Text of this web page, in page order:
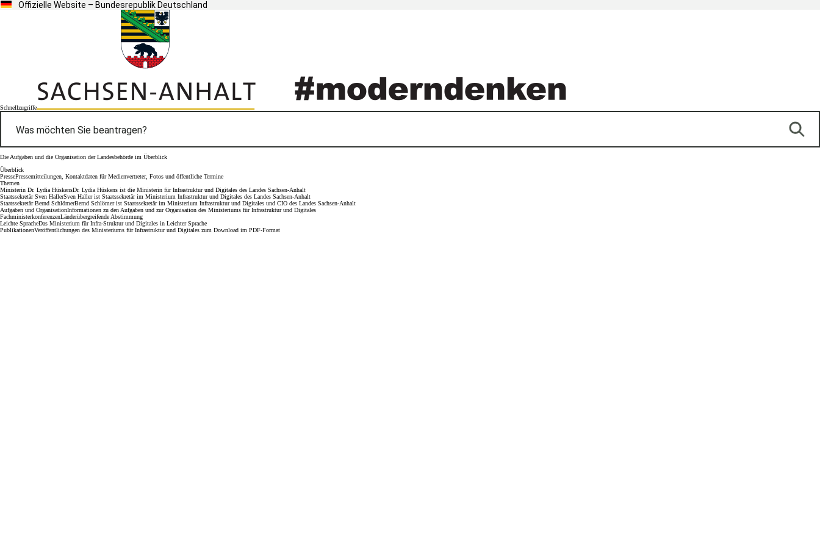
Offizielle Website – Bundesrepublik Deutschland
Schnellzugriffe
Die Aufgaben und die Organisation der Landesbehörde im Überblick
Überblick
PressePressemitteilungen, Kontaktdaten für Medienvertreter, Fotos und öffentliche Termine
Themen
Ministerin Dr. Lydia HüskensDr. Lydia Hüskens ist die Ministerin für Infrastruktur und Digitales des Landes Sachsen-Anhalt
Staatssekretär Sven HallerSven Haller ist Staatssekretär im Ministerium Infrastruktur und Digitales des Landes Sachsen-Anhalt
Staatssekretär Bernd SchlömerBernd Schlömer ist Staatssekretär im Ministerium Infrastruktur und Digitales und CIO des Landes Sachsen-Anhalt
Aufgaben und OrganisationInformationen zu den Aufgaben und zur Organisation des Ministeriums für Infrastruktur und Digitales
FachministerkonferenzenLänderübergreifende Abstimmung
Leichte SpracheDas Ministerium für Infra-Struktur und Digitales in Leichter Sprache
PublikationenVeröffentlichungen des Ministeriums für Infrastruktur und Digitales zum Download im PDF-Format